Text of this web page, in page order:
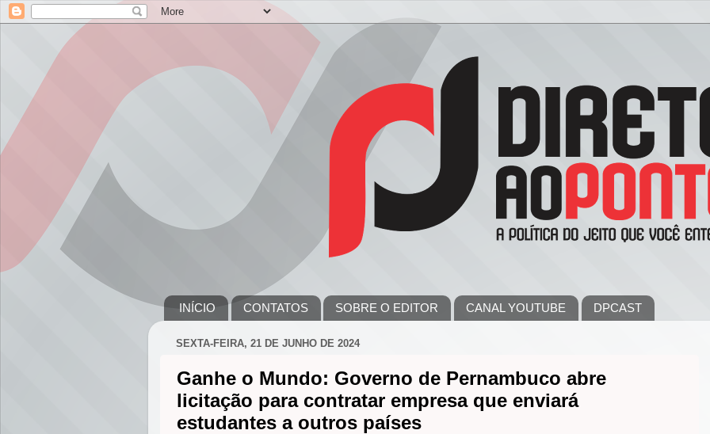
INÍCIO CONTATOS SOBRE O EDITOR CANAL YOUTUBE DPCAST
SEXTA-FEIRA, 21 DE JUNHO DE 2024
Ganhe o Mundo: Governo de Pernambuco abre
licitação para contratar empresa que enviará
estudantes a outros países